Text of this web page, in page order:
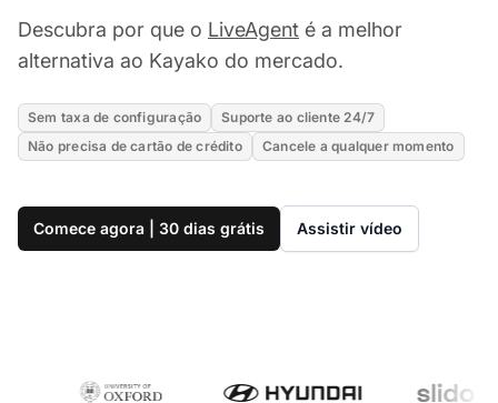
Descubra por que o LiveAgent é a melhor
alternativa ao Kayako do mercado.
Sem taxa de configuração
Suporte ao cliente 24/7
Não precisa de cartão de crédito
Cancele a qualquer momento
Comece agora | 30 dias grátis Assistir vídeo